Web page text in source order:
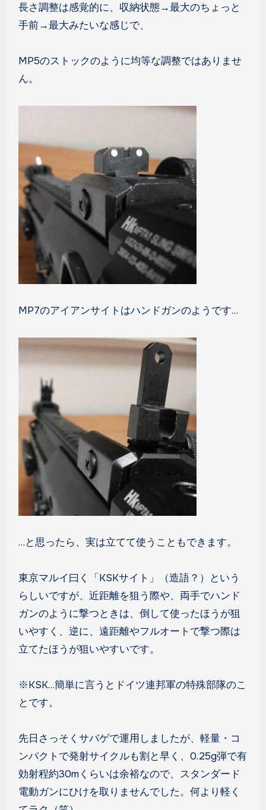
長さ調整は感覚的に、収納状態→最大のちょっと
手前→最大みたいな感じで、
MP5のストックのように均等な調整ではありませ
ん。
MP7のアイアンサイトはハンドガンのようです…
…と思ったら、実は立てて使うこともできます。
東京マルイ曰く「KSKサイト」（造語？）という
らしいですが、近距離を狙う際や、両手でハンド
ガンのように撃つときは、倒して使ったほうが狙
いやすく、逆に、遠距離やフルオートで撃つ際は
立てたほうが狙いやすいです。
※KSK…簡単に言うとドイツ連邦軍の特殊部隊のこ
とです。
先日さっそくサバゲで運用しましたが、軽量・コ
ンパクトで発射サイクルも割と早く、0.25g弾で有
効射程約30mくらいは余裕なので、スタンダード
電動ガンにひけを取りませんでした。何より軽く